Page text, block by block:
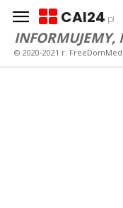
CAI24 pl
INFORMUJEMY,
© 2020-2021 r.